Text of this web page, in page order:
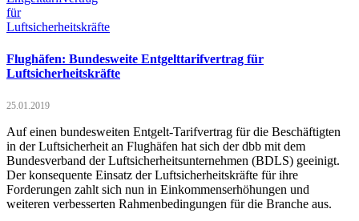
Flughäfen: Bundesweite Entgelttarifvertrag für
Luftsicherheitskräfte
25.01.2019
Auf einen bundesweiten Entgelt-Tarifvertrag für die Beschäftigten
in der Luftsicherheit an Flughäfen hat sich der dbb mit dem
Bundesverband der Luftsicherheitsunternehmen (BDLS) geeinigt.
Der konsequente Einsatz der Luftsicherheitskräfte für ihre
Forderungen zahlt sich nun in Einkommenserhöhungen und
weiteren verbesserten Rahmenbedingungen für die Branche aus.